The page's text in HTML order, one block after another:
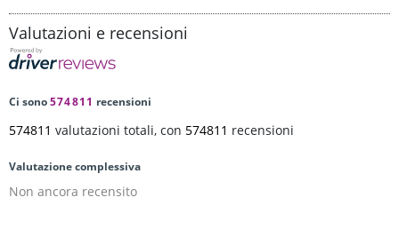
Valutazioni e recensioni
Ci sono574811 recensioni
574811 valutazioni totali, con 574811 recensioni
Valutazione complessiva
Non ancora recensito